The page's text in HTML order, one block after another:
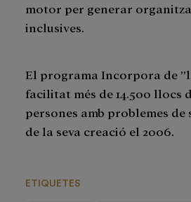
motor per generar
inclusives.
El programa Incorpora de
facilitat més de 14.500 llocs
persones amb problemes de
de la seva creació el 2006.
ETIQUETES